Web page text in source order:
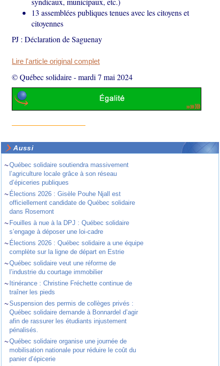
13 assemblées publiques tenues avec les citoyens et
citoyennes
PJ : Déclaration de Saguenay
Lire l'article original complet
© Québec solidaire-mardi 7 mai 2024
Aussi
~Québec solidaire soutiendra massivement
l’agriculture locale grâce à son réseau
d’épiceries publiques
~ Élections 2026 : Gisèle Pouhe Njall est
officiellement candidate de Québec solidaire
dans Rosemont
~ Fouilles à nue à la DPJ : Québec solidaire
s’engage à déposer une loi-cadre
~ Élections 2026 : Québec solidaire a une équipe
complète sur la ligne de départ en Estrie
~Québec solidaire veut une réforme de
l’industrie du courtage immobilier
~ Itinérance : Christine Fréchette continue de
traîner les pieds
~Suspension des permis de collèges privés :
Québec solidaire demande à Bonnardel d’agir
afin de rassurer les étudiants injustement
pénalisés.
~Québec solidaire organise une journée de
mobilisation nationale pour réduire le coût du
panier d’épicerie